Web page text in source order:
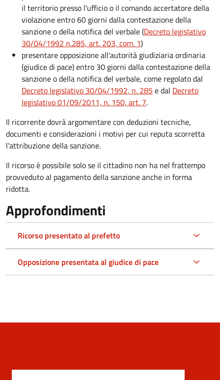
il territorio presso l'ufficio o il comando accertatore della
violazione entro 60 giorni dalla contestazione della
sanzione o della notifica del verbale (Decreto legislativo
30/04/1992 n.285, art. 203, com. 1)
presentare opposizione all'autorità giudiziaria ordinaria
(giudice di pace) entro 30 giorni dalla contestazione della
sanzione o della notifica del verbale, come regolato dal
Decreto legislativo 30/04/1992, n. 285 e dal Decreto
legislativo 01/09/2011, n. 150, art. 7.
Il ricorrente dovrà argomentare con deduzioni tecniche,
documenti e considerazioni i motivi per cui reputa scorretta
l'attribuzione della sanzione.
Il ricorso è possibile solo se il cittadino non ha nel frattempo
provveduto al pagamento della sanzione anche in forma
ridotta.
Approfondimenti
Ricorso presentato al prefetto
Opposizione presentata al giudice di pace